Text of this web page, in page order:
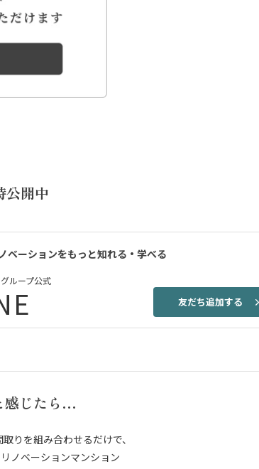
公開中
ベーションをもっと知れる・学べる
ループ公式
友だち追加する
感じたら…
りを組み合わせるだけで、
ノベーションマンション